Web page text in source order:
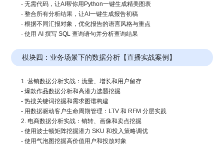
- 无需代码，让AI帮你用Python一键生成精美图表
- 整合所有分析结果，让AI一键生成报告初稿
- 根据不同汇报对象，优化报告的语言风格与重点
- 使用 AI 撰写 SQL 查询语句并分析查询结果
模块四：业务场景下的数据分析【直播实战案例】
1. 营销数据分析实战：流量、增长和用户留存
- 爆款作品数据分析和高潜力选题挖掘
- 热搜关键词挖掘和需求图谱构建
- 用数据驱动客户生命周期管理：LTV 和 RFM 分层实践
2. 电商数据分析实战：销转、画像和卖点挖掘
- 使用波士顿矩阵挖掘潜力 SKU 和投入策略调优
- 使用气泡图挖掘高价值用户和投放对象